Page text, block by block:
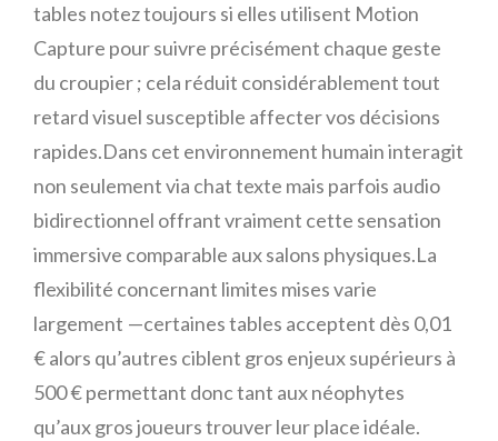
tables notez toujours si elles utilisent Motion
Capture pour suivre précisément chaque geste
du croupier ; cela réduit considérablement tout
retard visuel susceptible affecter vos décisions
rapides.Dans cet environnement humain interagit
non seulement via chat texte mais parfois audio
bidirectionnel offrant vraiment cette sensation
immersive comparable aux salons physiques.La
flexibilité concernant limites mises varie
largement —certaines tables acceptent dès 0,01
€ alors qu’autres ciblent gros enjeux supérieurs à
500 € permettant donc tant aux néophytes
qu’aux gros joueurs trouver leur place idéale.​